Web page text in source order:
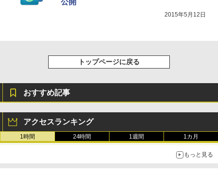
整、色調調節ライト、プレミアムペン付
2015年5月12日
トップページに戻る
おすすめ記事
アクセスランキング
1時間 24時間 1週間 1カ月
もっと見る